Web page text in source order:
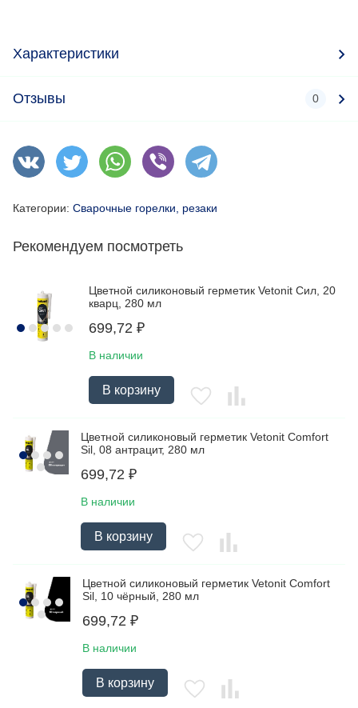
Характеристики
Отзывы 0
Категории: Сварочные горелки, резаки
Рекомендуем посмотреть
Цветной силиконовый герметик Vetonit Сил, 20
кварц, 280 мл
699,72 ₽
В наличии
В корзину
Цветной силиконовый герметик Vetonit Comfort
Sil, 08 антрацит, 280 мл
699,72 ₽
В наличии
В корзину
Цветной силиконовый герметик Vetonit Comfort
Sil, 10 чёрный, 280 мл
699,72 ₽
В наличии
В корзину